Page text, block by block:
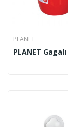
PLANET